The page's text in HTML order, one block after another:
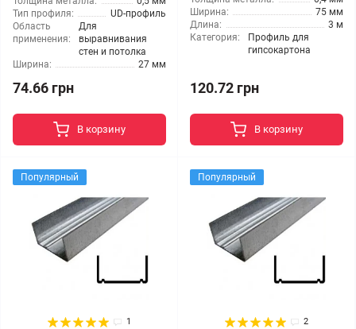
Тип профиля:
UD-профиль
Область
применения:
Для
выравнивания
стен и потолка
Ширина:
27 мм
74.66 грн
В корзину
Ширина:
75 мм
Длина:
3 м
Категория:
Профиль для
гипсокартона
120.72 грн
В корзину
Популярный
1
Популярный
2